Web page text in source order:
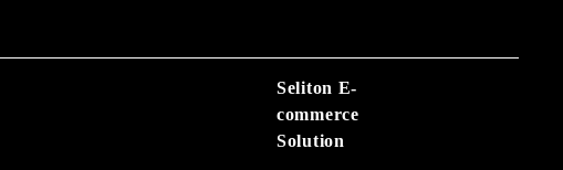
Seliton E-
commerce
Solution